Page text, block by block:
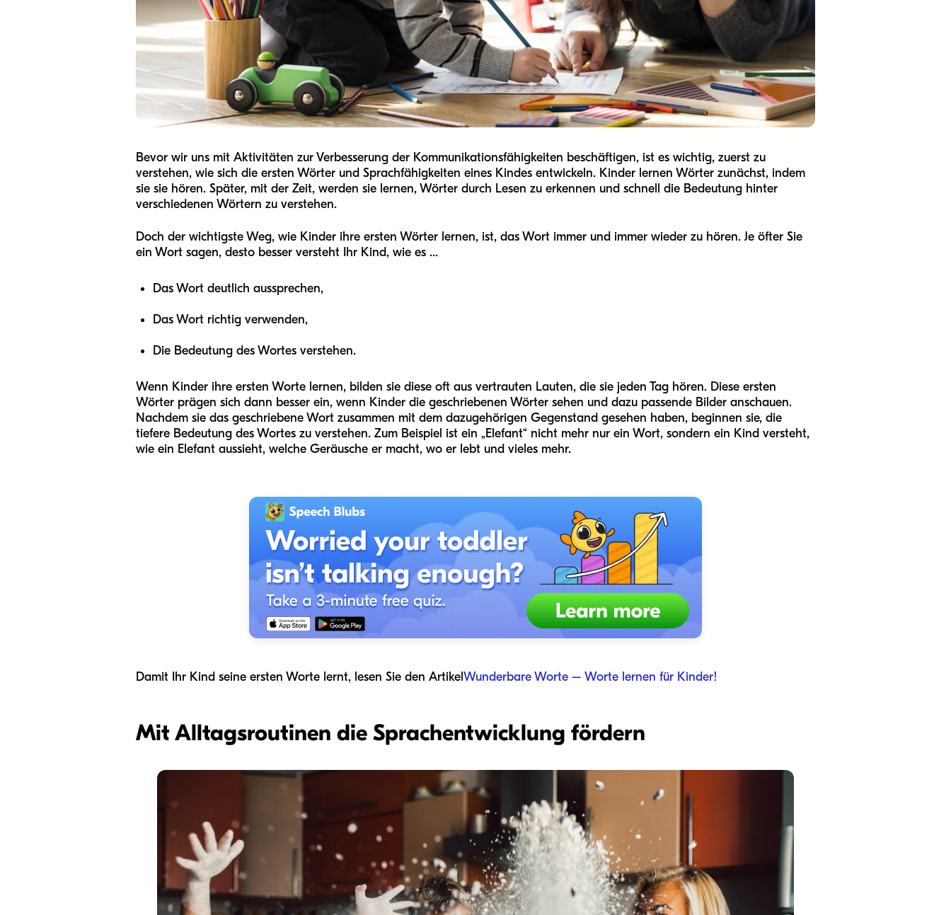
Bevor wir uns mit Aktivitäten zur Verbesserung der Kommunikationsfähigkeiten beschäftigen, ist es wichtig, zuerst zu
verstehen, wie sich die ersten Wörter und Sprachfähigkeiten eines Kindes entwickeln. Kinder lernen Wörter zunächst, indem
sie sie hören. Später, mit der Zeit, werden sie lernen, Wörter durch Lesen zu erkennen und schnell die Bedeutung hinter
verschiedenen Wörtern zu verstehen.
Doch der wichtigste Weg, wie Kinder ihre ersten Wörter lernen, ist, das Wort immer und immer wieder zu hören. Je öfter Sie
ein Wort sagen, desto besser versteht Ihr Kind, wie es ...
Das Wort deutlich aussprechen,
Das Wort richtig verwenden,
Die Bedeutung des Wortes verstehen.
Wenn Kinder ihre ersten Worte lernen, bilden sie diese oft aus vertrauten Lauten, die sie jeden Tag hören. Diese ersten
Wörter prägen sich dann besser ein, wenn Kinder die geschriebenen Wörter sehen und dazu passende Bilder anschauen.
Nachdem sie das geschriebene Wort zusammen mit dem dazugehörigen Gegenstand gesehen haben, beginnen sie, die
tiefere Bedeutung des Wortes zu verstehen. Zum Beispiel ist ein „Elefant“ nicht mehr nur ein Wort, sondern ein Kind versteht,
wie ein Elefant aussieht, welche Geräusche er macht, wo er lebt und vieles mehr.
Damit Ihr Kind seine ersten Worte lernt, lesen Sie den ArtikelWunderbare Worte – Worte lernen für Kinder!
Mit Alltagsroutinen die Sprachentwicklung fördern